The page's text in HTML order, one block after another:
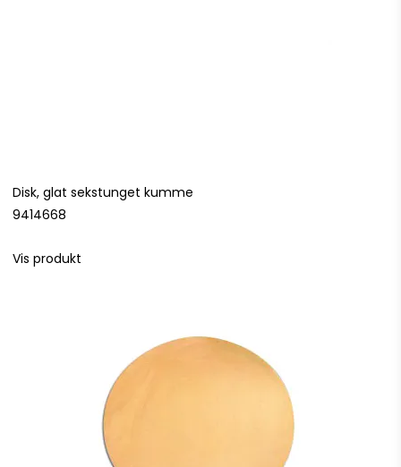
Disk, glat sekstunget kumme
9414668
Vis produkt